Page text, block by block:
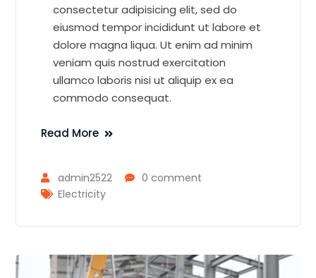
consectetur adipisicing elit, sed do
eiusmod tempor incididunt ut labore et
dolore magna liqua. Ut enim ad minim
veniam quis nostrud exercitation
ullamco laboris nisi ut aliquip ex ea
commodo consequat.
Read More
admin2522
0 comment
Electricity